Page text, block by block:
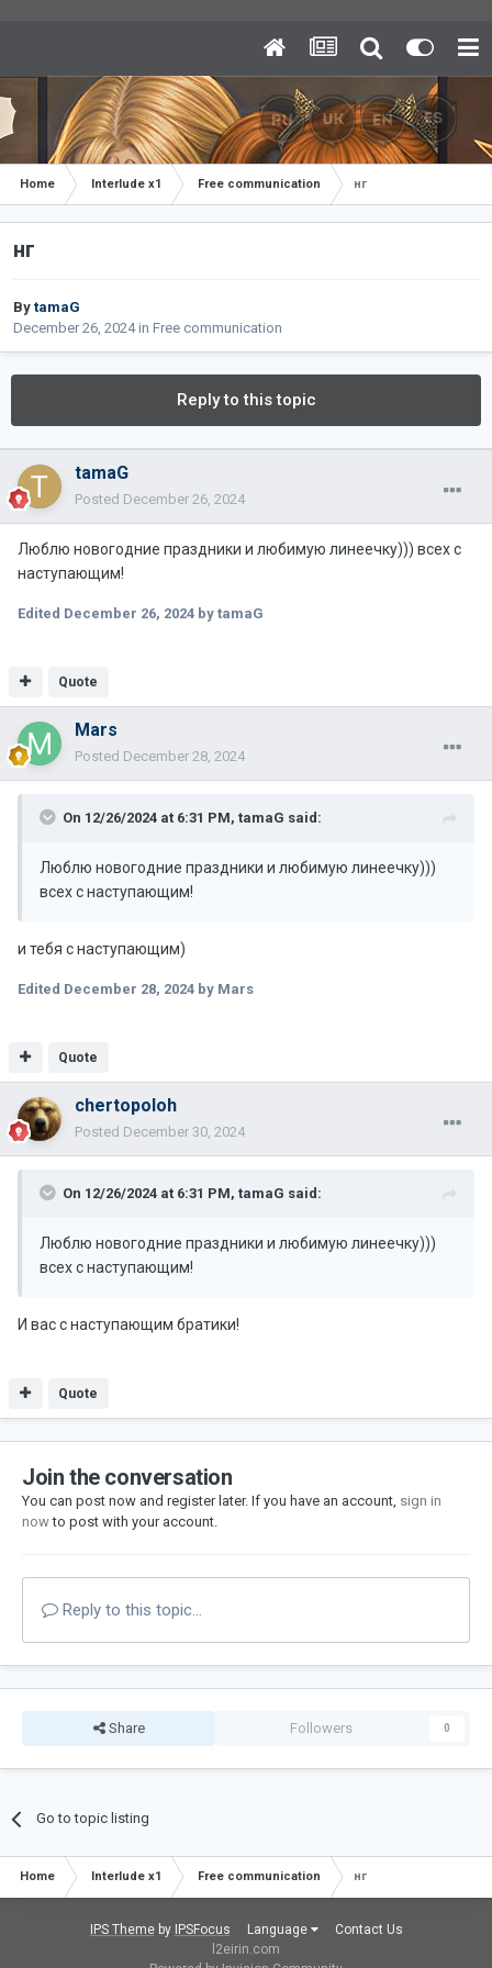
Home Interlude x1 Free communication нг
нг
By tamaG
December 26, 2024in Free communication
Reply to this topic
tamaG
Posted December 26, 2024
Люблю новогодние праздники и любимую линеечку))) всех с
наступающим!
Edited December 26, 2024 by tamaG
Quote
Mars
Posted December 28, 2024
On 12/26/2024 at 6:31 PM, tamaG said:
Люблю новогодние праздники и любимую линеечку)))
всех с наступающим!
и тебя с наступающим)
Edited December 28, 2024 by Mars
Quote
chertopoloh
Posted December 30, 2024
On 12/26/2024 at 6:31 PM, tamaG said:
Люблю новогодние праздники и любимую линеечку)))
всех с наступающим!
И вас с наступающим братики!
Quote
Join the conversation
You can post now and register later. If you have an account, sign in
nowto post with your account.
Reply to this topic...
Share Followers 0
Go to topic listing
Home Interlude x1 Free communication нг
IPS Themeby IPSFocus Language
Contact Us
l2eirin.com